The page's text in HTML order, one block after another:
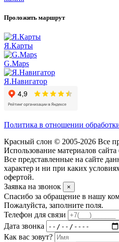
Проложить маршрут
Я.Карты
G.Maps
Я.Навигатор
Политика в отношении
Красный слон © 2005-2026 Все
Использование материалов
Все представленные на сайте
характер и ни при каких
офертой.
Заявка на звонок
×
Спасибо за обращение в нашу
Пожалуйста, заполните поля.
Телефон для связи
Дата звонка
Как вас зовут?